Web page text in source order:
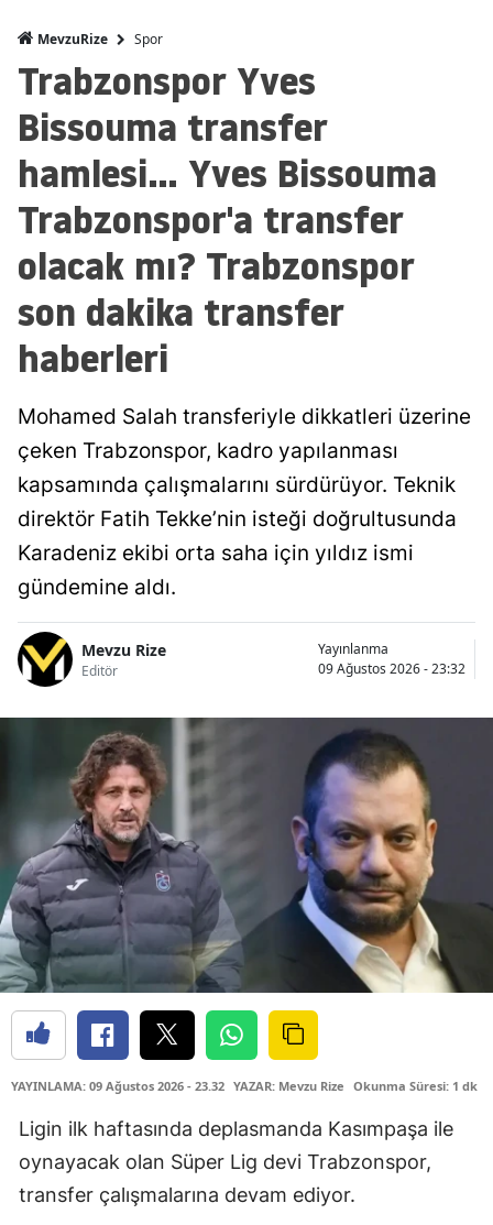
MevzuRize Spor
Trabzonspor Yves
Bissouma transfer
hamlesi... Yves Bissouma
Trabzonspor'a transfer
olacak mı? Trabzonspor
son dakika transfer
haberleri
Mohamed Salah transferiyle dikkatleri üzerine
çeken Trabzonspor, kadro yapılanması
kapsamında çalışmalarını sürdürüyor. Teknik
direktör Fatih Tekke’nin isteği doğrultusunda
Karadeniz ekibi orta saha için yıldız ismi
gündemine aldı.
Mevzu Rize
Editör
Yayınlanma
09 Ağustos 2026 - 23:32
YAYINLAMA: 09 Ağustos 2026 - 23.32 YAZAR: Mevzu Rize Okunma Süresi: 1 dk
Ligin ilk haftasında deplasmanda Kasımpaşa ile
oynayacak olan Süper Lig devi Trabzonspor,
transfer çalışmalarına devam ediyor.